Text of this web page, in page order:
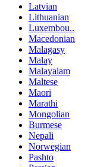
Latvian
Lithuanian
Luxembou..
Macedonian
Malagasy
Malay
Malayalam
Maltese
Maori
Marathi
Mongolian
Burmese
Nepali
Norwegian
Pashto